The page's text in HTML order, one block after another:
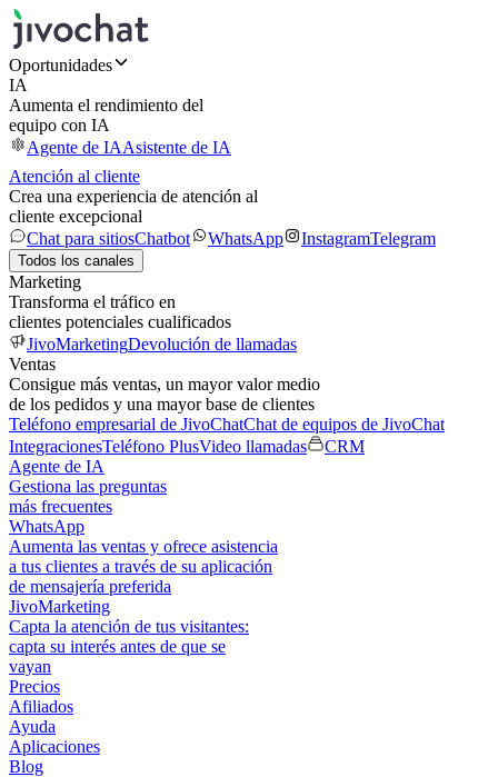
Oportunidades
IA
Aumenta el rendimiento del
equipo con IA
Agente de IAAsistente de IA
Atención al cliente
Crea una experiencia de atención al
cliente excepcional
Chat para sitiosChatbot WhatsApp InstagramTelegram
Todos los canales
Marketing
Transforma el tráfico en
clientes potenciales cualificados
JivoMarketingDevolución de llamadas
Ventas
Consigue más ventas, un mayor valor medio
de los pedidos y una mayor base de clientes
Teléfono empresarial de JivoChatChat de equipos de JivoChat
IntegracionesTeléfono PlusVideo llamadas
CRM
Agente de IA
Gestiona las preguntas
más frecuentes
WhatsApp
Aumenta las ventas y ofrece asistencia
a tus clientes a través de su aplicación
de mensajería preferida
JivoMarketing
Capta la atención de tus visitantes:
capta su interés antes de que se
vayan
Precios
Afiliados
Ayuda
Aplicaciones
Blog